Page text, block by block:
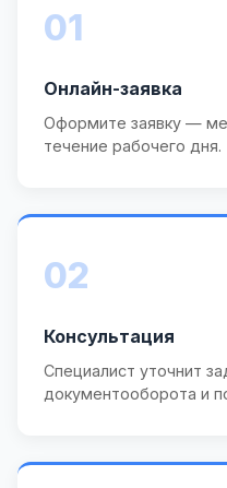
01
Онлайн-заявка
Оформите заявку —
течение рабочего дня.
02
Консультация
Специалист уточнит
документооборота и